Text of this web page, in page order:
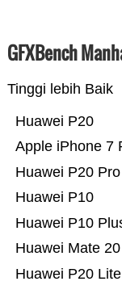
GFXBench
Tinggi lebih Baik
Huawei P20 Lite
Huawei Mate
Huawei P10
Huawei P10
Huawei P20 Pro
Apple iPhone 7
Huawei P20